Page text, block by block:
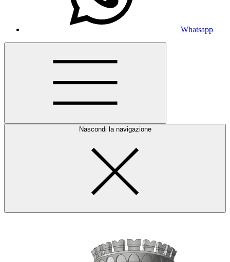
Whatsapp
Nascondi la navigazione